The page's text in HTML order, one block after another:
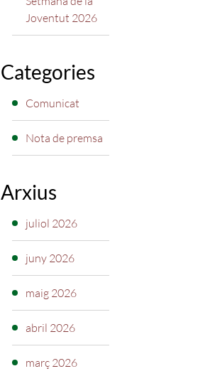
Joventut 2026
Categories
Comunicat
Nota de premsa
Arxius
juliol 2026
juny 2026
maig 2026
abril 2026
març 2026